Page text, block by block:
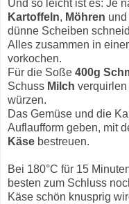
Und so leicht ist es: Je
Kartoffeln, Möhren und
dünne Scheiben
Alles zusammen in
vorkochen.
Für die Soße 400g
Schuss Milch verquirlen
würzen.
Das Gemüse und die
Auflaufform geben, mit
Käse bestreuen.
Bei 180°C für 15
besten zum Schluss
Käse schön knusprig